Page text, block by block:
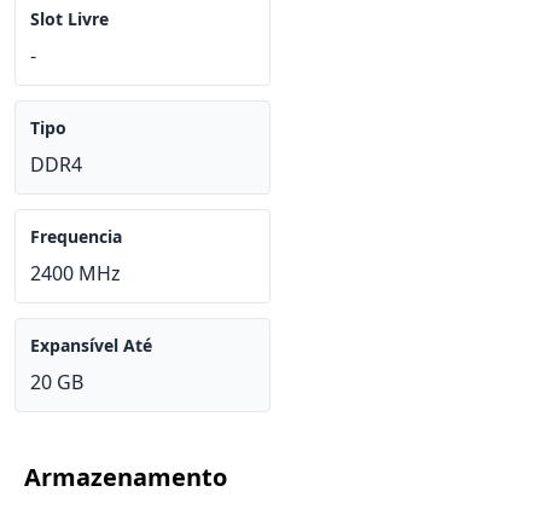
Slot Livre
-
Tipo
DDR4
Frequencia
2400 MHz
Expansível Até
20 GB
Armazenamento